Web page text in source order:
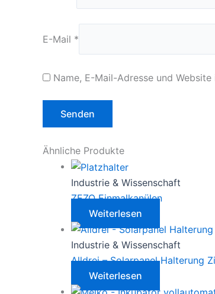
E-Mail *
Name, E-Mail-Adresse und
Ähnliche Produkte
Industrie & Wissenschaft
ZEZO Einmalkanülen
Weiterlesen
Industrie & Wissenschaft
Alldrei – Solarpanel Halterung
Weiterlesen